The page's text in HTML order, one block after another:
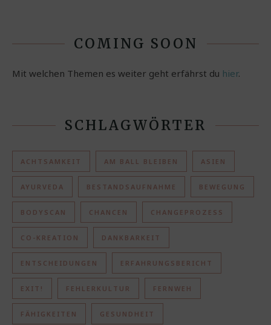
COMING SOON
Mit welchen Themen es weiter geht erfährst du hier.
SCHLAGWÖRTER
ACHTSAMKEIT AM BALL BLEIBEN ASIEN
AYURVEDA BESTANDSAUFNAHME BEWEGUNG
BODYSCAN CHANCEN CHANGEPROZESS
CO-KREATION DANKBARKEIT
ENTSCHEIDUNGEN ERFAHRUNGSBERICHT
EXIT! FEHLERKULTUR FERNWEH
FÄHIGKEITEN GESUNDHEIT